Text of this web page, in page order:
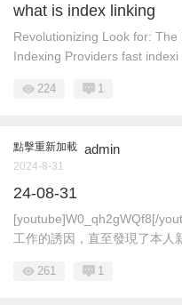
what is index linking
Revolutionizing Look for:
Indexing Providers fast indexi
224 1
點擊重新加載 admin
2024-8-31
24-08-31
[youtube]W0_qh2gWQf8[/
工作的誘因，直至發現了本人
261 1